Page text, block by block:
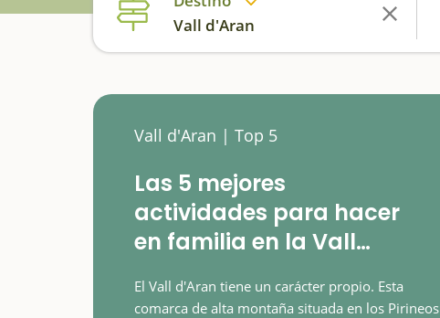
Vall d'Aran
Vall d'Aran | Top 5
Las 5 mejores
actividades para hacer
en familia en la Vall
El Vall d'Aran tiene un carácter propio. Esta
comarca de alta montaña situada en los Pirineos